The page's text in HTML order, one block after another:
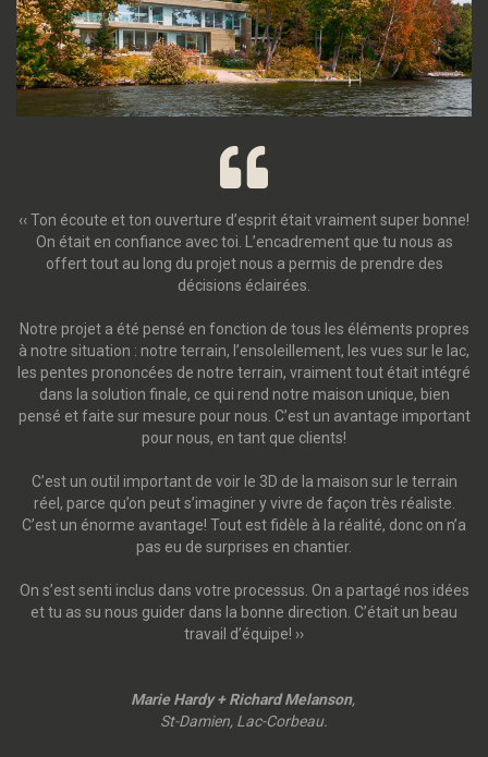
‹‹ Ton écoute et ton ouverture d’esprit était vraiment super bonne!
On était en confiance avec toi. L’encadrement que tu nous as
offert tout au long du projet nous a permis de prendre des
décisions éclairées.
Notre projet a été pensé en fonction de tous les éléments propres
à notre situation : notre terrain, l’ensoleillement, les vues sur le lac,
les pentes prononcées de notre terrain, vraiment tout était intégré
dans la solution finale, ce qui rend notre maison unique, bien
pensé et faite sur mesure pour nous. C’est un avantage important
pour nous, en tant que clients!
C’est un outil important de voir le 3D de la maison sur le terrain
réel, parce qu’on peut s’imaginer y vivre de façon très réaliste.
C’est un énorme avantage! Tout est fidèle à la réalité, donc on n’a
pas eu de surprises en chantier.
On s’est senti inclus dans votre processus. On a partagé nos idées
et tu as su nous guider dans la bonne direction. C’était un beau
travail d’équipe! ››
Marie Hardy + Richard Melanson,
St-Damien, Lac-Corbeau.